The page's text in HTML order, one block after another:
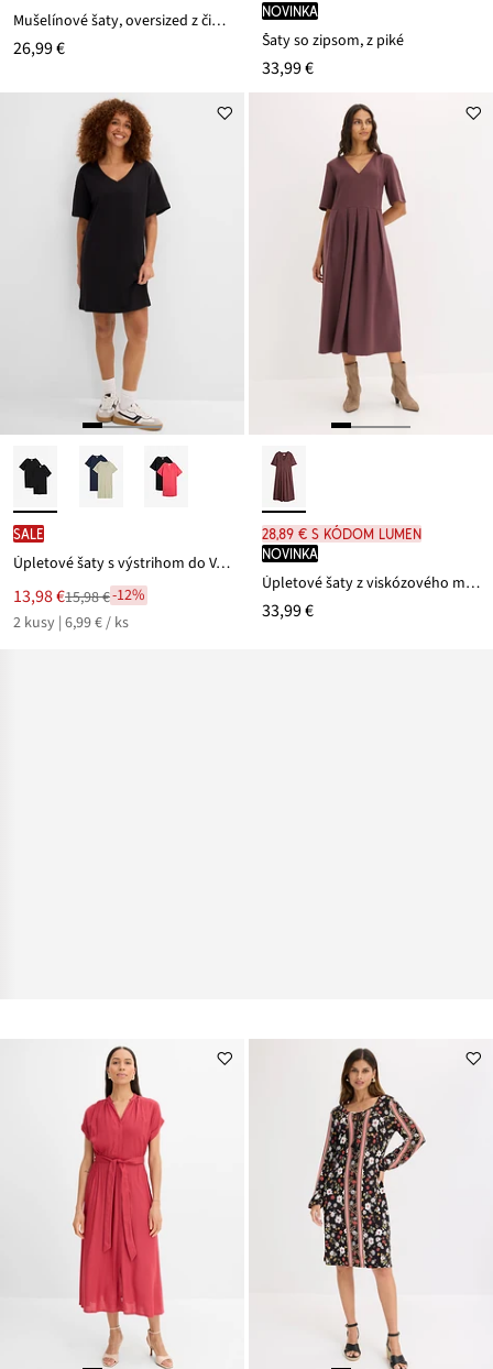
Mušelínové šaty, oversized z čistej bavlny
26,99 €
novinka
Šaty so zipsom, z piké
33,99 €
SALE
Úpletové šaty s výstrihom do V, oversized (2 ks v balení)
Nová
cena
je
13,98 €
Zľava
z
15,98 €-12%
2 kusy | 6,99 € / ks
28,89 € s kódom LUMEN
novinka
Úpletové šaty z viskózového mixu
33,99 €